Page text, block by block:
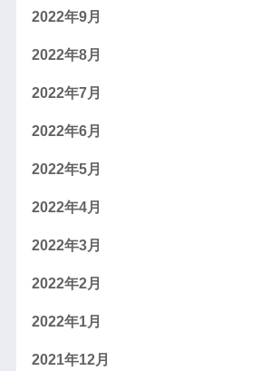
2022年9月
2022年8月
2022年7月
2022年6月
2022年5月
2022年4月
2022年3月
2022年2月
2022年1月
2021年12月